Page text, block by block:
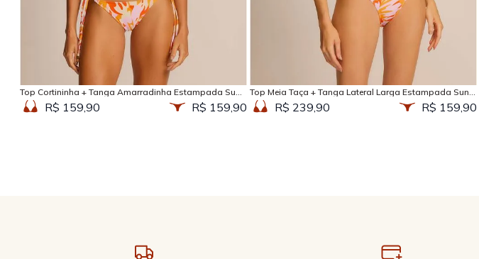
Adicionar na sacola
Top Cortininha + Tanga Amarradinha Estampada Sun
Kissed R$ 159,90 R$ 159,90
Adicionar na sacola
Top Meia Taça + Tanga Lateral Larga Estampada Sun
Kissed R$ 239,90 R$ 159,90